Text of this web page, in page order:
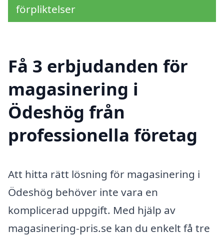
förpliktelser
Få 3 erbjudanden för
magasinering i
Ödeshög från
professionella företag
Att hitta rätt lösning för magasinering i
Ödeshög behöver inte vara en
komplicerad uppgift. Med hjälp av
magasinering-pris.se kan du enkelt få tre